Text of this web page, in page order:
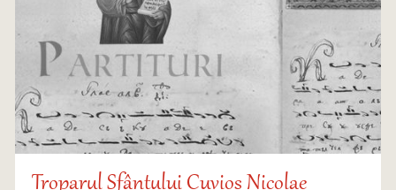
Troparul Sfântului Cuvios Nicolae